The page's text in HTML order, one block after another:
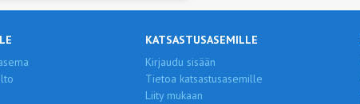
KATSASTUSASEMILLE
Kirjaudu sisään
Tietoa katsastusasemille
Liity mukaan